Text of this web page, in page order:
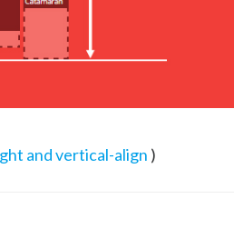
and vertical-align )